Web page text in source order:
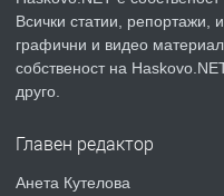
ПРЕДЛАГА
Всички статии, репортажи,
графични и видео
собственост на
друго.
Главен редактор
Анета Кутелова